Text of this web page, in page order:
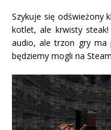
Szykuje się odświeżony
kotlet, ale krwisty
audio, ale trzon gry ma
będziemy mogli na